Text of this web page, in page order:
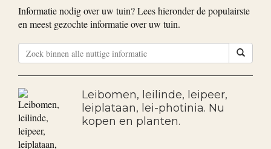
Bekijk alle goedkope aanbiedingen
Nuttige informatie
Informatie nodig over uw tuin? Lees hieronder de populairste
en meest gezochte informatie over uw tuin.